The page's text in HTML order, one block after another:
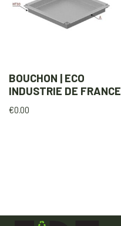
BOUCHON | ECO
INDUSTRIE DE FRANCE
€0.00